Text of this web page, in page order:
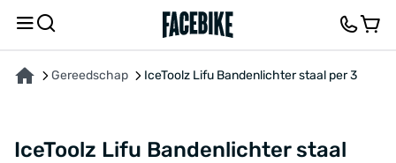
Gereedschap IceToolz Lifu Bandenlichter staal per 3
IceToolz Lifu Bandenlichter staal
OVER HET PRODUCT KENMERKENFEEDBACK EN VRAGEN